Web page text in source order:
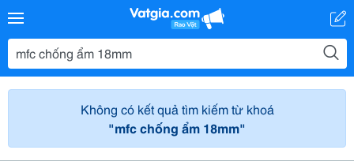
Không có kết quả tìm kiếm từ khoá
"mfc chống ẩm 18mm"